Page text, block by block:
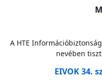
A HTE
nevében
EIVOK 34.